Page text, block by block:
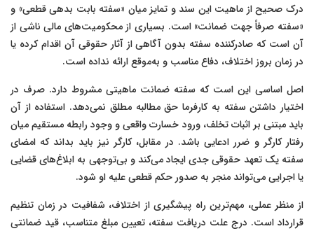
درک صحیح از ماهیت این سند و تمایز میان «سفته بابت بدهی قطعی» و
«سفته صرفاً جهت ضمانت» است. بسیاری از محکومیت‌های مالی ناشی از
آن است که صادرکننده سفته بدون آگاهی از آثار حقوقی آن اقدام کرده یا
در زمان بروز اختلاف، دفاع مناسب و به‌موقع ارائه نداده است.
اصل اساسی این است که سفته ضمانت ماهیتی مشروط دارد. صرف در
اختیار داشتن سفته به کارفرما حق مطالبه مطلق نمی‌دهد. استفاده از آن
باید مبتنی بر اثبات تخلف، ورود خسارت واقعی و وجود رابطه مستقیم میان
رفتار کارگر و ضرر ادعایی باشد. در مقابل، کارگر نیز باید بداند که امضای
سفته یک تعهد حقوقی جدی ایجاد می‌کند و بی‌توجهی به ابلاغ‌های قضایی
یا اجرایی می‌تواند منجر به صدور حکم قطعی علیه او شود.
از منظر عملی، مهم‌ترین راه پیشگیری از اختلاف، شفافیت در زمان تنظیم
قرارداد است. درج علت دریافت سفته، تعیین مبلغ متناسب، قید ضمانتی